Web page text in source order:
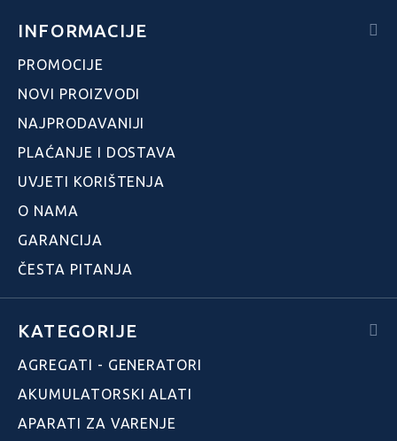
INFORMACIJE
PROMOCIJE
NOVI PROIZVODI
NAJPRODAVANIJI
PLAĆANJE I DOSTAVA
UVJETI KORIŠTENJA
O NAMA
GARANCIJA
ČESTA PITANJA
KATEGORIJE
AGREGATI - GENERATORI
AKUMULATORSKI ALATI
APARATI ZA VARENJE